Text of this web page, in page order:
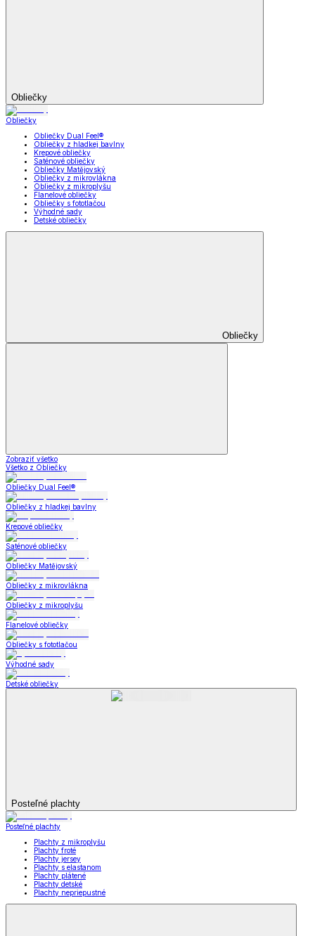
Obliečky
Obliečky
Obliečky Dual Feel®
Obliečky z hladkej bavlny
Krepové obliečky
Saténové obliečky
Obliečky Matějovský
Obliečky z mikrovlákna
Obliečky z mikroplyšu
Flanelové obliečky
Obliečky s fototlačou
Výhodné sady
Detské obliečky
Obliečky
Zobraziť všetko
Všetko z Obliečky
Obliečky Dual Feel®
Obliečky z hladkej bavlny
Krepové obliečky
Saténové obliečky
Obliečky Matějovský
Obliečky z mikrovlákna
Obliečky z mikroplyšu
Flanelové obliečky
Obliečky s fototlačou
Výhodné sady
Detské obliečky
Posteľné plachty
Posteľné plachty
Plachty z mikroplyšu
Plachty froté
Plachty jersey
Plachty s elastanom
Plachty plátené
Plachty detské
Plachty nepriepustné